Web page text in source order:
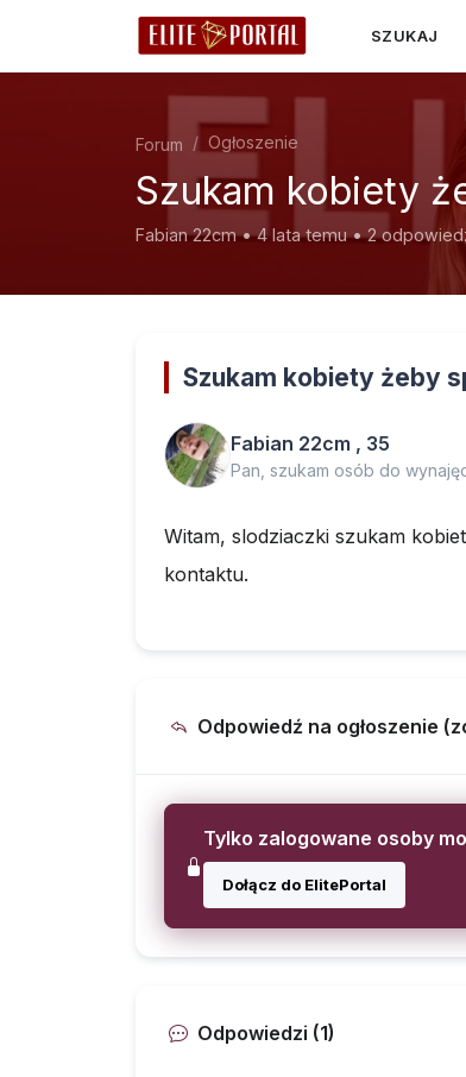
SZUKAJ
Forum Ogłoszenie
Szukam kobiety
Fabian 22cm • 4 lata temu • 2
Szukam kobiety żeby
Fabian 22cm , 35
Pan, szukam osób do
Witam, slodziaczki szukam
kontaktu.
Odpowiedź na ogłoszenie
Tylko zalogowane osoby
Dołącz do ElitePortal
Odpowiedzi (1)